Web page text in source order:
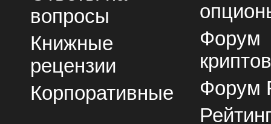
вопросы
Книжные
рецензии
Корпоративные
Форум
Форум